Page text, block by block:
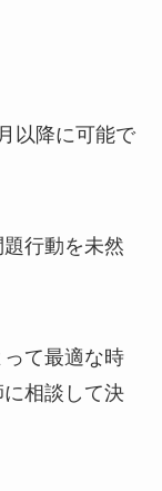
以降に可能で
行動を未然
て最適な時
相談して決